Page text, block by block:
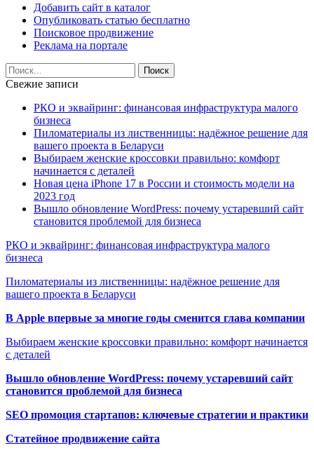
Добавить сайт в каталог
Опубликовать статью бесплатно
Поисковое продвижение
Реклама на портале
Свежие записи
РКО и эквайринг: финансовая инфраструктура малого
бизнеса
Пиломатериалы из лиственницы: надёжное решение для
вашего проекта в Беларуси
Выбираем женские кроссовки правильно: комфорт
начинается с деталей
Новая цена iPhone 17 в России и стоимость модели на
2023 год
Вышло обновление WordPress: почему устаревший сайт
становится проблемой для бизнеса
РКО и эквайринг: финансовая инфраструктура малого
бизнеса
Пиломатериалы из лиственницы: надёжное решение для
вашего проекта в Беларуси
В Apple впервые за многие годы сменится глава компании
Выбираем женские кроссовки правильно: комфорт начинается
с деталей
Вышло обновление WordPress: почему устаревший сайт
становится проблемой для бизнеса
SEO промоция стартапов: ключевые стратегии и практики
Статейное продвижение сайта